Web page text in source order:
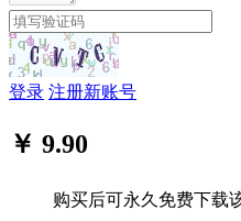
登录 注册新账号
￥ 9.90
购买后可永久免费下载